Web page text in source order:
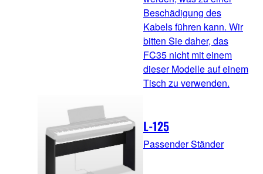
Beschädigung des
Kabels führen kann. Wir
bitten Sie daher, das
FC35 nicht mit einem
dieser Modelle auf einem
Tisch zu verwenden.
L-125
Passender Ständer